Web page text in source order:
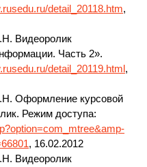
detail_20118.htm,
Видеоролик
Часть 2».
detail_20119.html,
Оформление курсовой
Режим доступа:
, 16.02.2012
Видеоролик